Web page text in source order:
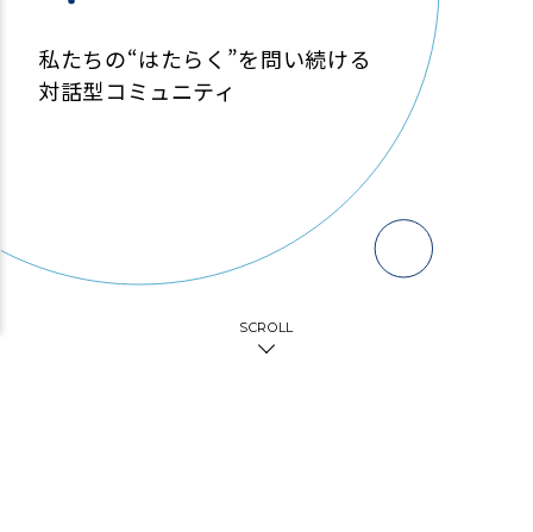
私たちの“はたらく”を問い続ける
対話型コミュニティ
SCROLL